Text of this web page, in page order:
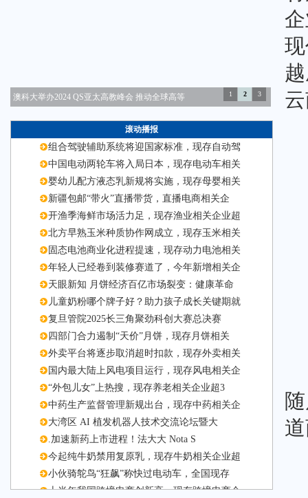
泰康HWP举办“幸福餐桌”敬老公益活动 1 2 3
滚动播报
组合驾驶辅助系统将迎国家标准，现存自动驾
中国电动两轮车将入局日本，现存电动车相关
婴幼儿配方液态乳新规将实施，现存母婴相关
新疆包邮“带火”直播带货，直播电商相关企
开渔季海鲜市场活力足，现存渔业相关企业超
北方早熟玉米种质协作网成立，现存玉米相关
固态电池商业化进程提速，现存动力电池相关
年轻人已经卷到装修赛道了，今年新增相关企
天眼新知 月饼经济百亿市场裂变：健康革命
儿童奶粉哪个牌子好？助力孩子成长关键期就
复旦管院2025长三角聚劲科创大赛总决赛
四部门合力遏制“天价”月饼，现存月饼相关
外卖平台将逐步取消超时扣款，现存外卖相关
国内最大陆上风电项目运行，现存风电相关企
“外包儿女”上热搜，现存养老相关企业超3
中药生产监督管理新规出台，现存中药相关企
大湾区 AI 植发机器人技术交流论坛暨大
.加速新药上市进程！法大大 Nota S
今起纯牛奶禁用复原乳，现存牛奶相关企业超
小伙骑鸵鸟“狂飙”称快过电动车，全国现存
上半年我国跨境电商创新高，现存跨境电商企